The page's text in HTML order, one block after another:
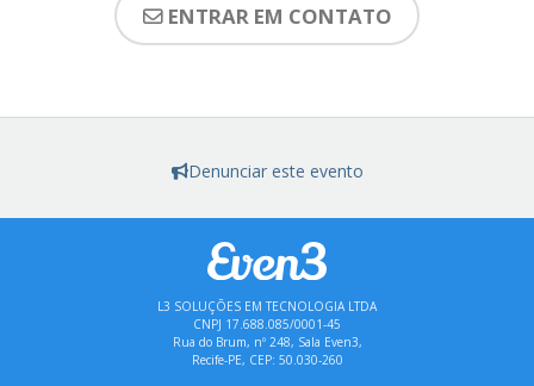
ENTRAR EM CONTATO
Denunciar este evento
L3 SOLUÇÕES EM TECNOLOGIA LTDA
CNPJ 17.688.085/0001-45
Rua do Brum, nº 248, Sala Even3,
Recife-PE, CEP: 50.030-260